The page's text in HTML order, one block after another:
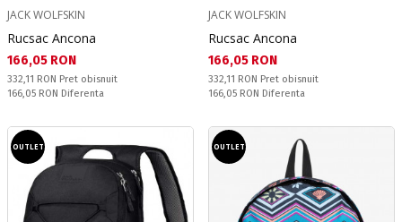
JACK WOLFSKIN
Rucsac Ancona
Текуща цена:
166,05 RON
Pret obisnuit:
332,11 RON Pret obisnuit
Спестявате:
166,05 RON Diferenta
JACK WOLFSKIN
Rucsac Ancona
Текуща цена:
166,05 RON
Pret obisnuit:
332,11 RON Pret obisnuit
Спестявате:
166,05 RON Diferenta
OUTLET OUTLET